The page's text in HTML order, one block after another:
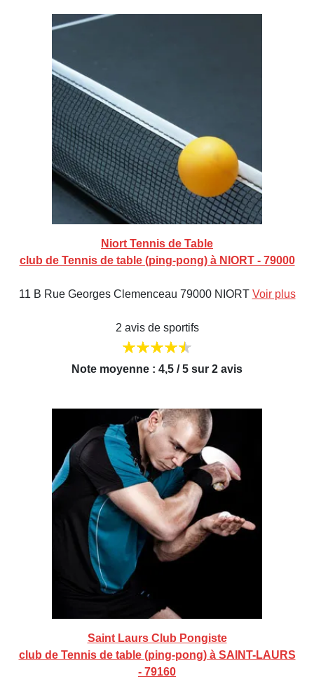
Niort Tennis de Table
club de Tennis de table (ping-pong) à NIORT - 79000
11 B Rue Georges Clemenceau 79000 NIORT Voir plus
2 avis de sportifs
Note moyenne : 4,5 / 5 sur 2 avis
Saint Laurs Club Pongiste
club de Tennis de table (ping-pong) à SAINT-LAURS
- 79160